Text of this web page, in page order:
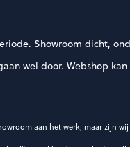
Showroom dicht,
wel door. Webshop
aan het werk, maar zijn